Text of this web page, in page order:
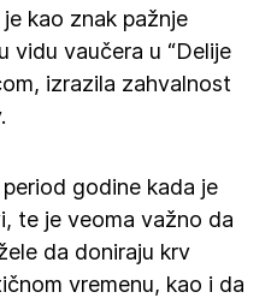
kao znak pažnje
vidu vaučera u “Delije
izrazila zahvalnost
godine kada je
te je veoma važno da
da doniraju krv
vremenu, kao i da